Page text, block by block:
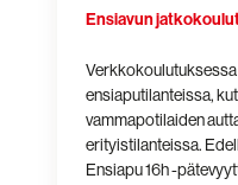
Ensiavun
ensiaputilanteissa,
vammapotilaiden
erityistilanteissa.
Ensiapu 16h -